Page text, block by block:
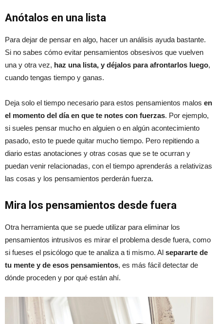
Anótalos en una lista
Para dejar de pensar en algo, hacer un análisis ayuda bastante.
Si no sabes cómo evitar pensamientos obsesivos que vuelven
una y otra vez, haz una lista, y déjalos para afrontarlos luego,
cuando tengas tiempo y ganas.
Deja solo el tiempo necesario para estos pensamientos malos en
el momento del día en que te notes con fuerzas. Por ejemplo,
si sueles pensar mucho en alguien o en algún acontecimiento
pasado, esto te puede quitar mucho tiempo. Pero repitiendo a
diario estas anotaciones y otras cosas que se te ocurran y
puedan venir relacionadas, con el tiempo aprenderás a relativizas
las cosas y los pensamientos perderán fuerza.
Mira los pensamientos desde fuera
Otra herramienta que se puede utilizar para eliminar los
pensamientos intrusivos es mirar el problema desde fuera, como
si fueses el psicólogo que te analiza a ti mismo. Al separarte de
tu mente y de esos pensamientos, es más fácil detectar de
dónde proceden y por qué están ahí.